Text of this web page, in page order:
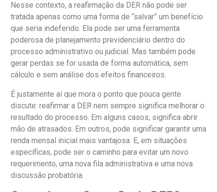
Nesse contexto, a reafirmação da DER não pode ser
tratada apenas como uma forma de “salvar” um benefício
que seria indeferido. Ela pode ser uma ferramenta
poderosa de planejamento previdenciário dentro do
processo administrativo ou judicial. Mas também pode
gerar perdas se for usada de forma automática, sem
cálculo e sem análise dos efeitos financeiros.
É justamente aí que mora o ponto que pouca gente
discute: reafirmar a DER nem sempre significa melhorar o
resultado do processo. Em alguns casos, significa abrir
mão de atrasados. Em outros, pode significar garantir uma
renda mensal inicial mais vantajosa. E, em situações
específicas, pode ser o caminho para evitar um novo
requerimento, uma nova fila administrativa e uma nova
discussão probatória.